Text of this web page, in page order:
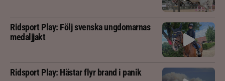
Ridsport Play: Följ svenska ungdomarnas
medaljjakt
Ridsport Play: Hästar flyr brand i panik